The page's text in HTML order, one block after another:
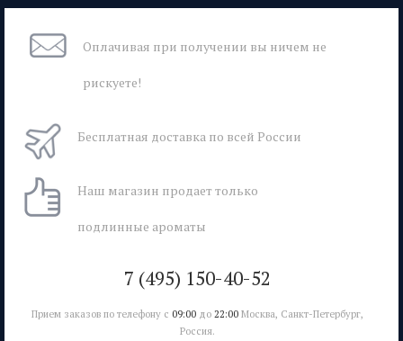
Оплачивая при получении вы ничем не
рискуете!
Бесплатная доставка по всей России
Наш магазин продает только
подлинные ароматы
7 (495) 150-40-52
Прием заказов по телефону с 09:00до 22:00Москва, Санкт-Петербург,
Россия.